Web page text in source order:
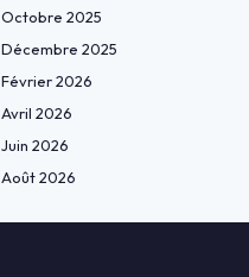
Octobre 2025
Décembre 2025
Février 2026
Avril 2026
Juin 2026
Août 2026